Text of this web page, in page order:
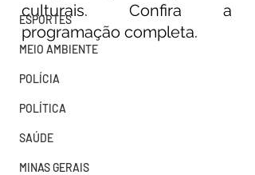
ESPORTES
MEIO AMBIENTE
POLÍCIA
POLÍTICA
SAÚDE
MINAS GERAIS
culturais. Confira a
programação completa.